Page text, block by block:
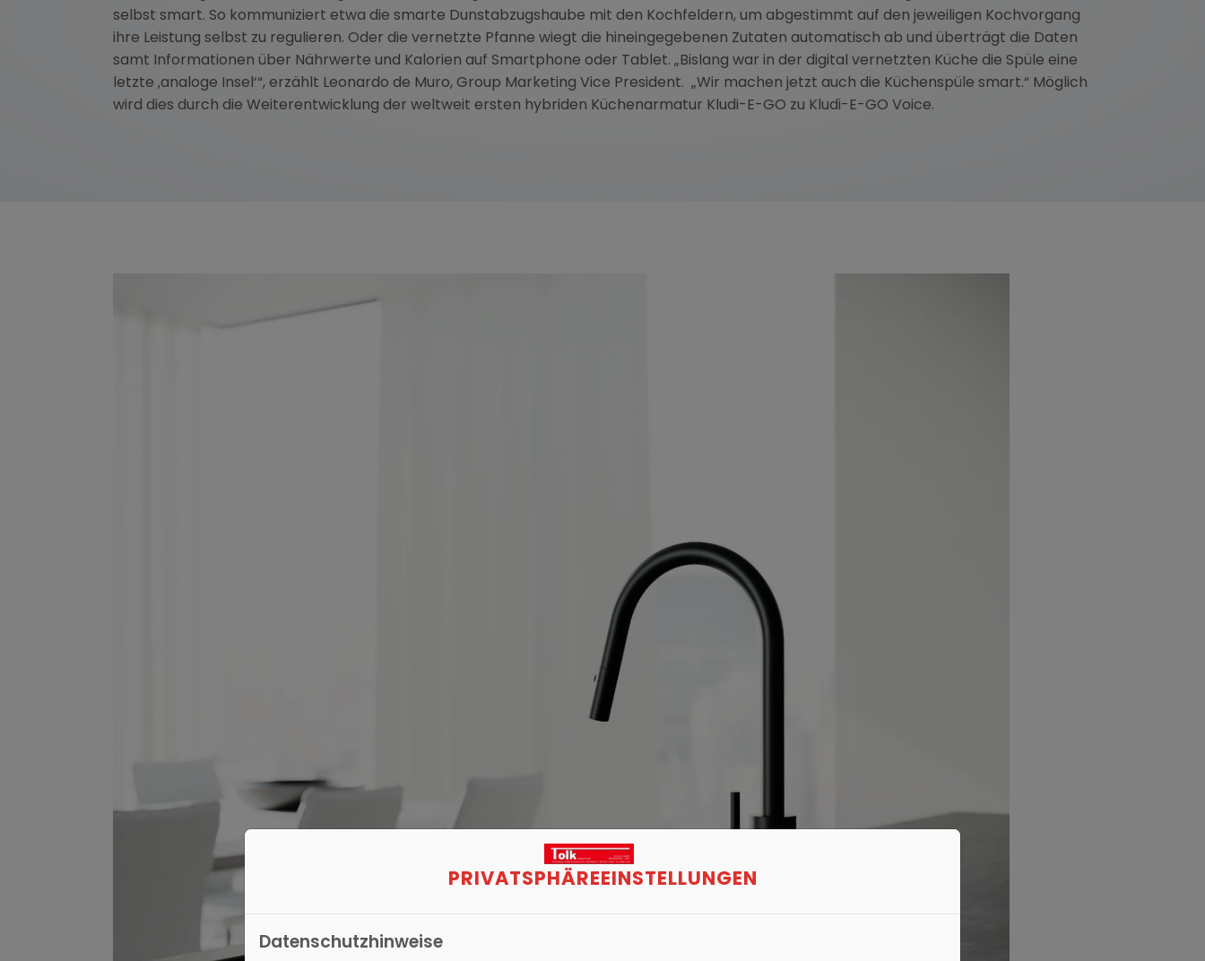
selbst smart. So kommuniziert etwa die smarte Dunstabzugshaube mit den Kochfeldern, um abgestimmt auf den jeweiligen Kochvorgang
ihre Leistung selbst zu regulieren. Oder die vernetzte Pfanne wiegt die hineingegebenen Zutaten automatisch ab und überträgt die Daten
samt Informationen über Nährwerte und Kalorien auf Smartphone oder Tablet. „Bislang war in der digital vernetzten Küche die Spüle eine
letzte ‚analoge Insel‘“, erzählt Leonardo de Muro, Group Marketing Vice President. „Wir machen jetzt auch die Küchenspüle smart.“ Möglich
wird dies durch die Weiterentwicklung der weltweit ersten hybriden Küchenarmatur Kludi-E-GO zu Kludi-E-GO Voice.
PRIVATSPHÄRE­EINSTELLUNGEN
Datenschutzhinweise